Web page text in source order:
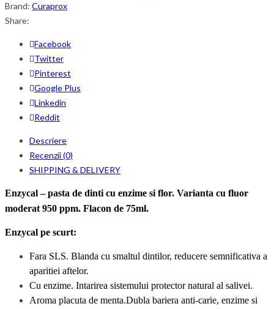
Brand: Curaprox
Share:
Facebook
Twitter
Pinterest
Google Plus
Linkedin
Reddit
Descriere
Recenzii (0)
SHIPPING & DELIVERY
Enzycal – pasta de dinti cu enzime si flor. Varianta cu fluor
moderat 950 ppm. Flacon de 75ml.
Enzycal pe scurt:
Fara SLS. Blanda cu smaltul dintilor, reducere semnificativa a
aparitiei aftelor.
Cu enzime. Intarirea sistemului protector natural al salivei.
Aroma placuta de menta.Dubla bariera anti-carie, enzime si